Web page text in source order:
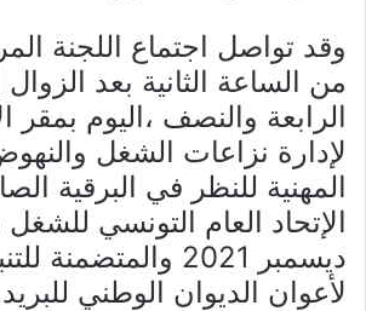
وقد تواصل اجتماع اللجنة
من الساعة الثانية بعد
الرابعة والنصف ،اليوم بمقر
لإدارة نزاعات الشغل
المهنية للنظر في البرقية
ديسمبر 2021
لأعوان الديوان الوطني